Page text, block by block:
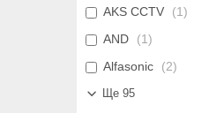
AKS CCTV
1
AND
1
Alfasonic
2
Ще 95